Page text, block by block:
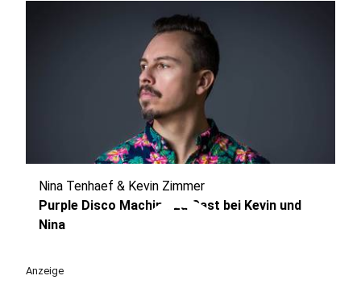
play_circle
Nina Tenhaef & Kevin Zimmer
Purple Disco Machine zu Gast bei Kevin und
Nina
Anzeige